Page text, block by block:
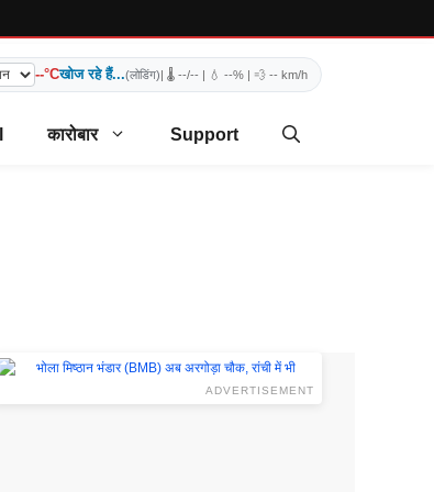
--°Cखोज रहे हैं...(लोडिंग)| 🌡️ --/-- | 💧 --% | 💨 -- km/h
कारोबार Support
ADVERTISEMENT